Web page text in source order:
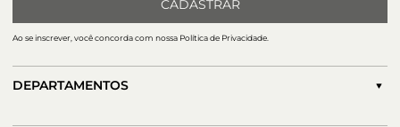
CADASTRAR
Ao se inscrever, você concorda com nossa Política de Privacidade.
DEPARTAMENTOS